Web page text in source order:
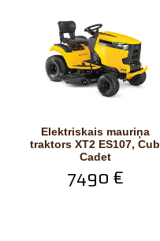
Elektriskais mauriņa
traktors XT2 ES107, Cub
Cadet
7490 €